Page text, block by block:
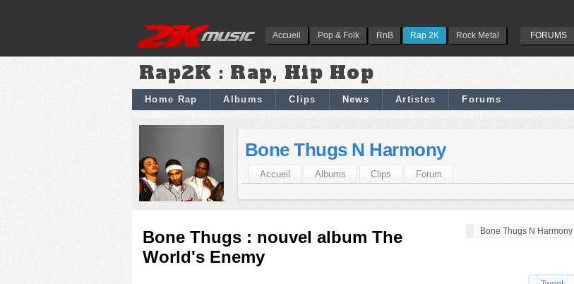
Accueil Pop & Folk RnB Rap 2K Rock Metal FORUMS
Rap2K : Rap, Hip Hop
Home Rap Albums Clips News Artistes Forums
Bone Thugs N Harmony
Accueil Albums Clips Forum
Bone Thugs N Harmony
Bone Thugs : nouvel album The
World's Enemy